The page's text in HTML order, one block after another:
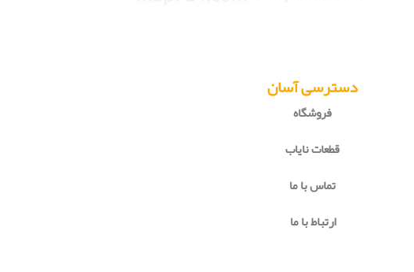
دسترسی آسان
فروشگاه
قطعات نایاب
تماس با ما
ارتباط با ما